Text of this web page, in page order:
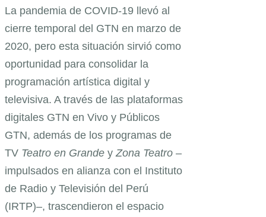
La pandemia de COVID-19 llevó al
cierre temporal del GTN en marzo de
2020, pero esta situación sirvió como
oportunidad para consolidar la
programación artística digital y
televisiva. A través de las plataformas
digitales GTN en Vivo y Públicos
GTN, además de los programas de
TV Teatro en Grande yZona Teatro –
impulsados en alianza con el Instituto
de Radio y Televisión del Perú
(IRTP)–, trascendieron el espacio